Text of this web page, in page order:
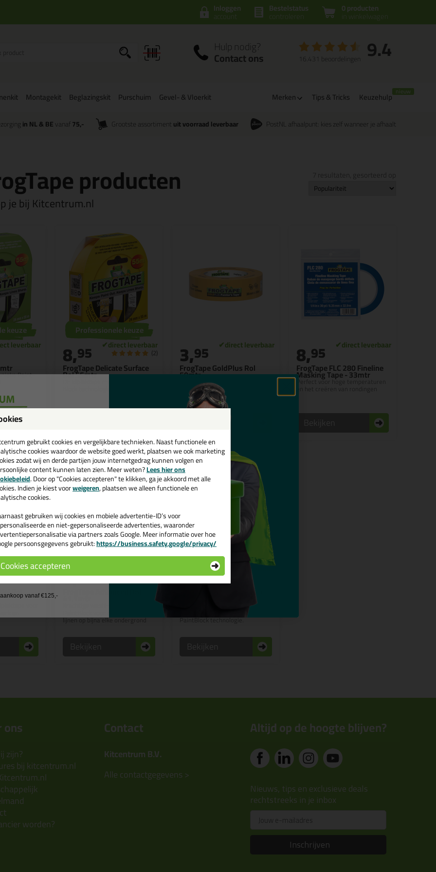
0 producten
in winkelwagen
Bestelstatus
controleren
Inloggen
account
Hulp nodig?
Contact ons 9.4
16.431 beoordelingen
Montagekit Beglazingskit Purschuim Gevel- & Vloerkit Merken Tips & Tricks Keuzehulp
in NL & BEvanaf 75,- Grootste assortiment uit voorraad leverbaar PostNL afhaalpunt: kies zelf wanneer je afhaalt
producten
je bij Kitcentrum.nl
Paint-
keuze
FrogTape Delicate Surface
Rol 55mtr
Professionele keuze
8,95 (2)
FrogTape GoldPlus Rol
50mtr
De goudgele washi-tape voor
messcherpe verflijnen en 60
dagen zorgeloos werken
3,95
FrogTape FLC 280 Fineline
Masking Tape - 33mtr
Perfect voor hoge temperaturen
8,95
Rol
lijnen op bijna elke ondergrond
7,45
FrogTape Multi Surface 3-
De crepe afplaktape voor gladde
ondergronden met unieke
PaintBlock technologie.
19,99
ons
zijn?
bij kitcentrum.nl
worden?
Contact
Kitcentrum B.V.
Alle contactgegevens >
Altijd op de hoogte blijven?
Nieuws, tips en exclusieve deals
rechtstreeks in je inbox
Inschrijven
gebruikt cookies en vergelijkbare technieken. Naast functionele en
cookies waardoor de website goed werkt, plaatsen we ook marketing
zodat wij en derde partijen jouw internetgedrag kunnen volgen en
content kunnen laten zien. Meer weten?Lees hier ons
. Door op "Cookies accepteren" te klikken, ga je akkoord met alle
Indien je kiest voorweigeren, plaatsen we alleen functionele en
cookies.
gebruiken wij cookies en mobiele advertentie-ID’s voor
en niet-gepersonaliseerde advertenties, waaronder
via partners zoals Google. Meer informatie over hoe
persoonsgegevens gebruikt:https://business.safety.google/privacy/
Cookies accepteren
💚
en ontvang een
€35,-bij je eerste bestelling!
de actiecode ›
geen cadeau
vanaf €125,-